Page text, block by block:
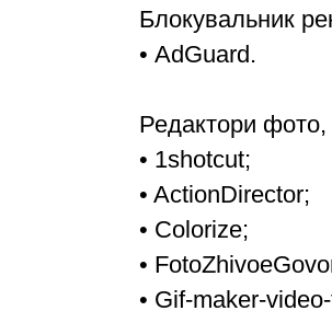
Блокувальник
• AdGuard.
Редактори фото,
• 1shotcut;
• ActionDirector;
• Colorize;
•
• Gif-maker-